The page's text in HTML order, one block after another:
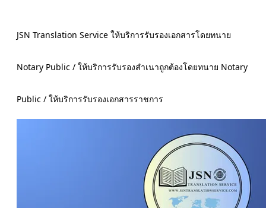
JSN Translation Service ให้บริการรับรองเอกสารโดยทนาย
Notary Public / ให้บริการรับรองสำเนาถูกต้องโดยทนาย Notary
Public / ให้บริการรับรองเอกสารราชการ